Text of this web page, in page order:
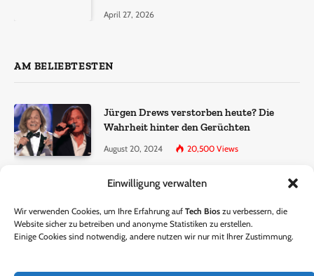
Einwilligung verwalten
Wir verwenden Cookies, um Ihre Erfahrung auf Tech Bios zu verbessern, die
Website sicher zu betreiben und anonyme Statistiken zu erstellen.
Einige Cookies sind notwendig, andere nutzen wir nur mit Ihrer Zustimmung.
April 27, 2026
AM BELIEBTESTEN
Jürgen Drews verstorben heute? Die
Wahrheit hinter den Gerüchten
August 20, 2024 20,500 Views
Ralf Dammasch Traueranzeige:
June 26, 2024 13,285Views